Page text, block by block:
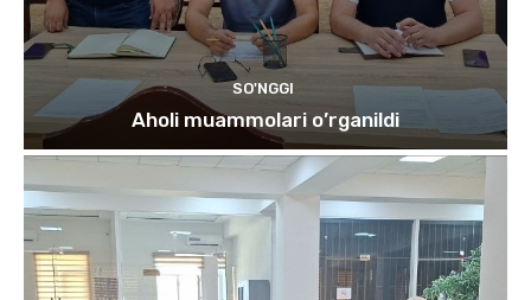
SO'NGGI
Aholi muammolari o’rganildi